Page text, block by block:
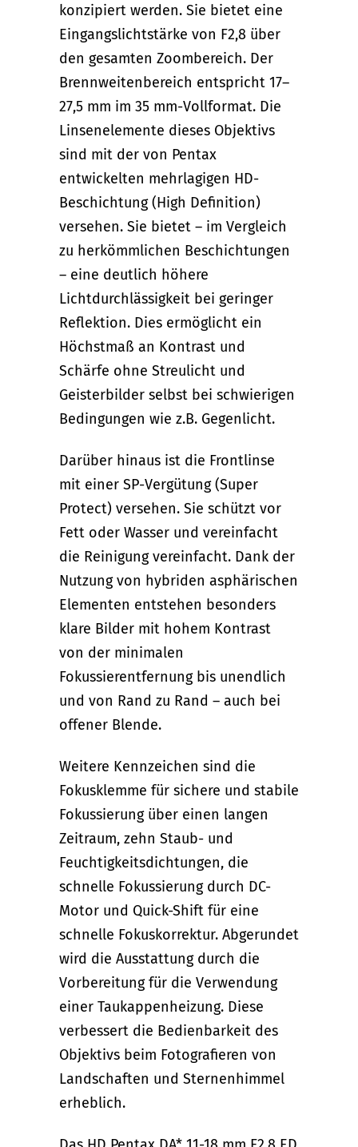
konzipiert werden. Sie bietet eine
Eingangslichtstärke von F2,8 über
den gesamten Zoombereich. Der
Brennweitenbereich entspricht 17–
27,5 mm im 35 mm-Vollformat. Die
Linsenelemente dieses Objektivs
sind mit der von Pentax
entwickelten mehrlagigen HD-
Beschichtung (High Definition)
versehen. Sie bietet – im Vergleich
zu herkömmlichen Beschichtungen
– eine deutlich höhere
Lichtdurchlässigkeit bei geringer
Reflektion. Dies ermöglicht ein
Höchstmaß an Kontrast und
Schärfe ohne Streulicht und
Geisterbilder selbst bei schwierigen
Bedingungen wie z.B. Gegenlicht.
Darüber hinaus ist die Frontlinse
mit einer SP-Vergütung (Super
Protect) versehen. Sie schützt vor
Fett oder Wasser und vereinfacht
die Reinigung vereinfacht. Dank der
Nutzung von hybriden asphärischen
Elementen entstehen besonders
klare Bilder mit hohem Kontrast
von der minimalen
Fokussierentfernung bis unendlich
und von Rand zu Rand – auch bei
offener Blende.
Weitere Kennzeichen sind die
Fokusklemme für sichere und stabile
Fokussierung über einen langen
Zeitraum, zehn Staub- und
Feuchtigkeitsdichtungen, die
schnelle Fokussierung durch DC-
Motor und Quick-Shift für eine
schnelle Fokuskorrektur. Abgerundet
wird die Ausstattung durch die
Vorbereitung für die Verwendung
einer Taukappenheizung. Diese
verbessert die Bedienbarkeit des
Objektivs beim Fotografieren von
Landschaften und Sternenhimmel
erheblich.